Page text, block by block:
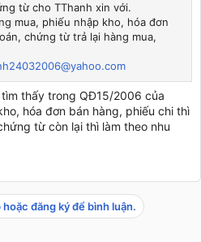
từ cho TThanh xin với.
mua, phiếu nhập kho, hóa đơn
chứng từ trả lại hàng mua,
thấy trong QĐ15/2006 của
hóa đơn bán hàng, phiếu chi thì
từ còn lại thì làm theo nhu
hoặc đăng ký để bình luận.